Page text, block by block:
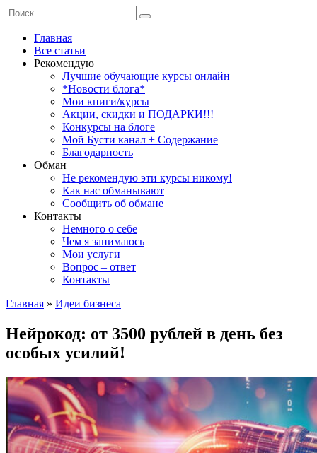
Перейти
к
содержанию
Search
for:
Главная
Все статьи
Рекомендую
Лучшие обучающие курсы онлайн
*Новости блога*
Мои книги/курсы
Акции, скидки и ПОДАРКИ!!!
Конкурсы на блоге
Мой Бусти канал + Содержание
Благодарность
Обман
Не рекомендую эти курсы никому!
Как нас обманывают
Сообщить об обмане
Контакты
Немного о себе
Чем я занимаюсь
Мои услуги
Вопрос – ответ
Контакты
Главная » Идеи бизнеса
Нейрокод: от 3500 рублей в день без
особых усилий!